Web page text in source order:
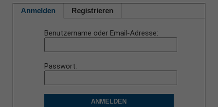
Anmelden Registrieren
Benutzername oder Email-Adresse
Passwort
ANMELDEN